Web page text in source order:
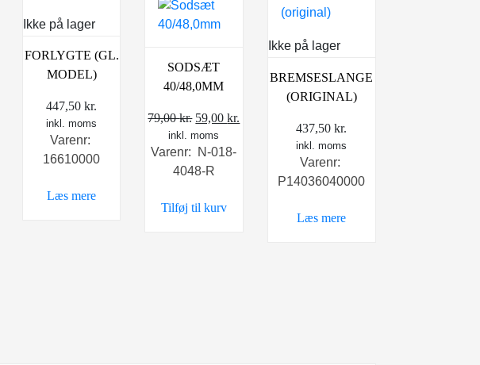
Ikke på lager
FORLYGTE (GL.
MODEL)
447,50kr.
inkl. moms
Varenr:
16610000
Læs mere
SODSÆT
40/48,0MM
79,00kr. Den
oprindelige
pris
var:
59,00kr.
inkl. moms
Varenr: N-018-
4048-R
Tilføj til kurv
Ikke på lager
BREMSESLANGE
(ORIGINAL)
437,50 kr.
inkl. moms
Varenr:
P14036040000
Læs mere